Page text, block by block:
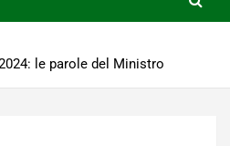
le parole del Ministro